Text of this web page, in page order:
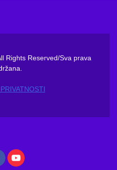
Rights Reserved/Sva prava